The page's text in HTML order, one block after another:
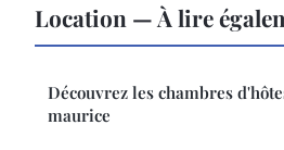
Location — À lire
Découvrez les chambres
maurice